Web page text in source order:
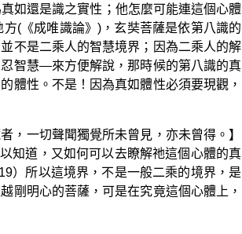
如還是識之實性；他怎麼可能連這個心體
(《成唯識論》)，玄奘菩薩是依第八識的
不是二乘人的智慧境界；因為二乘人的解
智慧—來方便解說，那時候的第八識的真
體性。不是！因為真如體性必須要現觀，
，一切聲聞獨覺所未曾見，亦未曾得。】
知道，又如何可以去瞭解祂這個心體的真
）所以這境界，不是一般二乘的境界，是
剛明心的菩薩，可是在究竟這個心體上，